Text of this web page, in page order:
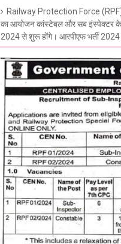
Railway Protection Force
का आयोजन कांस्टेबल और सब इंस्पेक्टर के
2024 से शुरू होंगे। आरपीएफ भर्ती